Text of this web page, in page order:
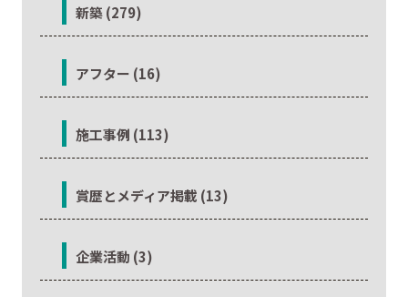
新築 (279)
アフター (16)
施工事例 (113)
賞歴とメディア掲載 (13)
企業活動 (3)